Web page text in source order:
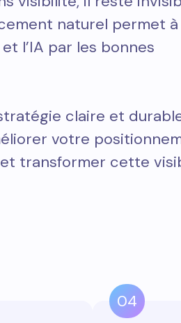
naturel permet
l’IA par les bonnes
claire et
votre
transformer cette
04